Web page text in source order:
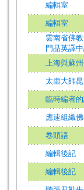
編輯室
編輯室
雲南省佛
門品英譯
上海與蘇
太虛大師
臨時編者
應速組織
卷頭語
編輯後記
編輯後記